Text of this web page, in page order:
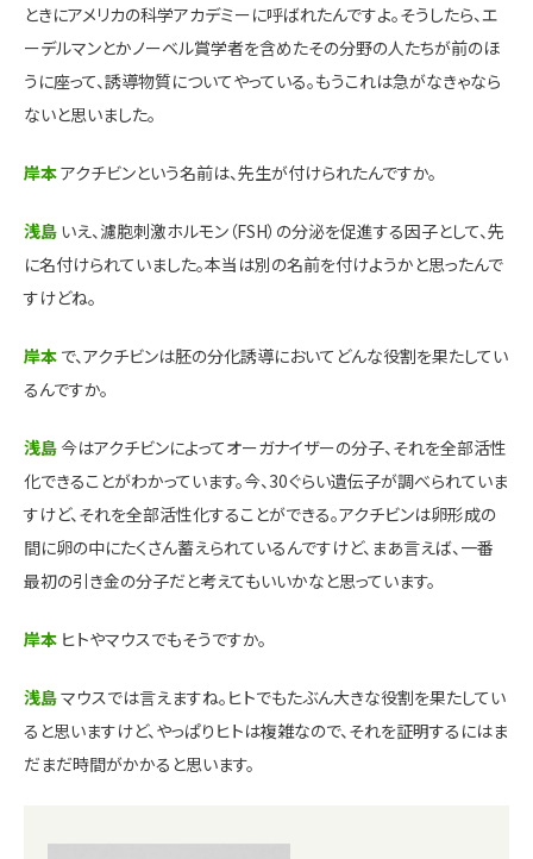
ときにアメリカの科学アカデミーに呼ばれたんですよ。そうしたら、エ
ーデルマンとかノーベル賞学者を含めたその分野の人たちが前のほ
うに座って、誘導物質についてやっている。もうこれは急がなきゃなら
ないと思いました。
岸本アクチビンという名前は、先生が付けられたんですか。
浅島 いえ、濾胞刺激ホルモン（FSH）の分泌を促進する因子として、先
に名付けられていました。本当は別の名前を付けようかと思ったんで
すけどね。
岸本 で、アクチビンは胚の分化誘導においてどんな役割を果たしてい
るんですか。
浅島 今はアクチビンによってオーガナイザーの分子、それを全部活性
化できることがわかっています。今、30ぐらい遺伝子が調べられていま
すけど、それを全部活性化することができる。アクチビンは卵形成の
間に卵の中にたくさん蓄えられているんですけど、まあ言えば、一番
最初の引き金の分子だと考えてもいいかなと思っています。
岸本 ヒトやマウスでもそうですか。
浅島マウスでは言えますね。ヒトでもたぶん大きな役割を果たしてい
ると思いますけど、やっぱりヒトは複雑なので、それを証明するにはま
だまだ時間がかかると思います。